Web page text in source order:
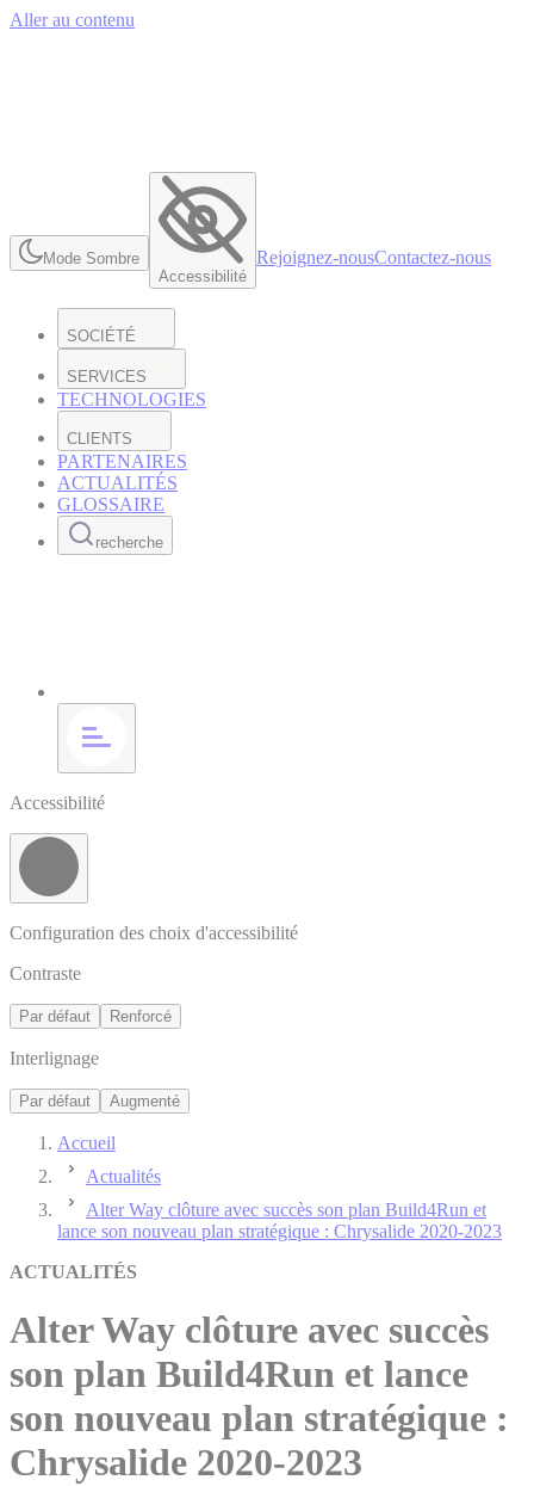
Aller au contenu
Mode Sombre
Accessibilité
Rejoignez-nousContactez-nous
SOCIÉTÉ
SERVICES
TECHNOLOGIES
CLIENTS
PARTENAIRES
ACTUALITÉS
GLOSSAIRE
recherche
Accessibilité
Configuration des choix d'accessibilité
Contraste
Par défaut Renforcé
Interlignage
Par défaut Augmenté
Accueil
Actualités
Alter Way clôture avec succès son plan Build4Run et
lance son nouveau plan stratégique : Chrysalide 2020-2023
ACTUALITÉS
Alter Way clôture avec succès
son plan Build4Run et lance
son nouveau plan stratégique :
Chrysalide 2020-2023